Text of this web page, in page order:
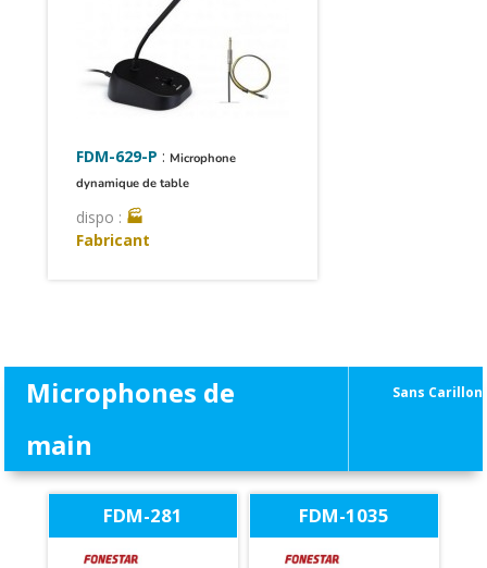
FDM-629-P : Microphone
dynamique de table
dispo : 🏭
Fabricant
Microphones de
main
Sans Carillon
FDM-281 FDM-1035